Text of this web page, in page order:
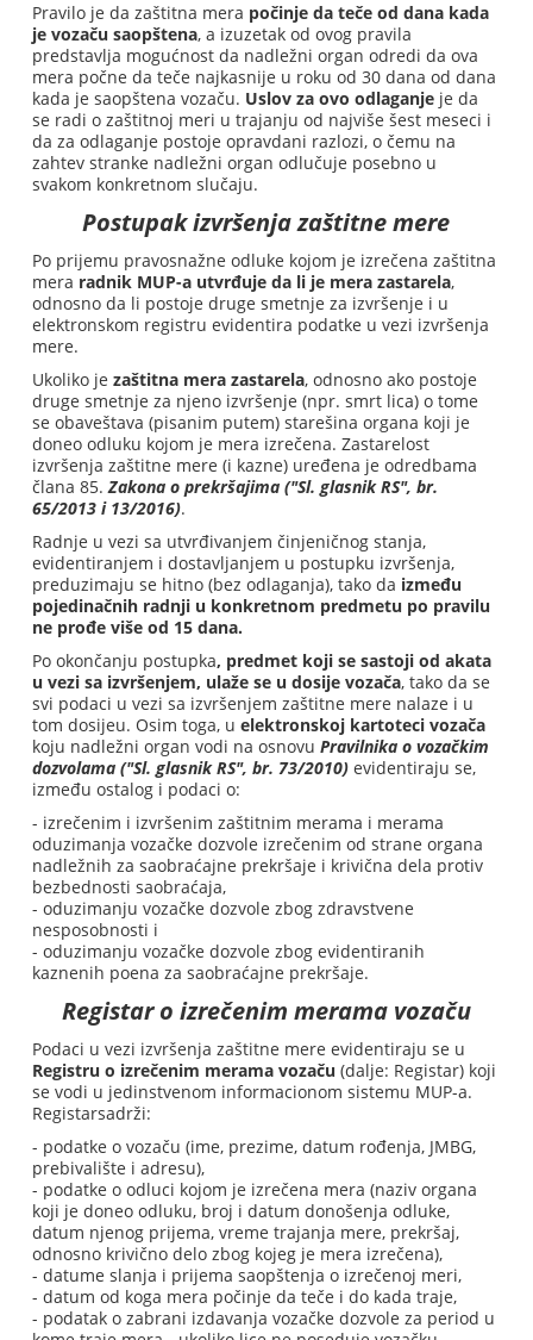
Pravilo je da zaštitna mera počinje da teče od dana kada
je vozaču saopštena, a izuzetak od ovog pravila
predstavlja mogućnost da nadležni organ odredi da ova
mera počne da teče najkasnije u roku od 30 dana od dana
kada je saopštena vozaču. Uslov za ovo odlaganje je da
se radi o zaštitnoj meri u trajanju od najviše šest meseci i
da za odlaganje postoje opravdani razlozi, o čemu na
zahtev stranke nadležni organ odlučuje posebno u
svakom konkretnom slučaju.
Postupak izvršenja zaštitne mere
Po prijemu pravosnažne odluke kojom je izrečena zaštitna
mera radnik MUP-a utvrđuje da li je mera zastarela,
odnosno da li postoje druge smetnje za izvršenje i u
elektronskom registru evidentira podatke u vezi izvršenja
mere.
Ukoliko jezaštitna mera zastarela, odnosno ako postoje
druge smetnje za njeno izvršenje (npr. smrt lica) o tome
se obaveštava (pisanim putem) starešina organa koji je
doneo odluku kojom je mera izrečena. Zastarelost
izvršenja zaštitne mere (i kazne) uređena je odredbama
člana 85.Zakona o prekršajima ("Sl. glasnik RS", br.
65/2013 i 13/2016).
Radnje u vezi sa utvrđivanjem činjeničnog stanja,
evidentiranjem i dostavljanjem u postupku izvršenja,
preduzimaju se hitno (bez odlaganja), tako da između
pojedinačnih radnji u konkretnom predmetu po pravilu
ne prođe više od 15 dana.
Po okončanju postupka, predmet koji se sastoji od akata
u vezi sa izvršenjem, ulaže se u dosije vozača, tako da se
svi podaci u vezi sa izvršenjem zaštitne mere nalaze i u
tom dosijeu. Osim toga, uelektronskoj kartoteci vozača
koju nadležni organ vodi na osnovuPravilnika o vozačkim
dozvolama ("Sl. glasnik RS", br. 73/2010) evidentiraju se,
između ostalog i podaci o:
- izrečenim i izvršenim zaštitnim merama i merama
oduzimanja vozačke dozvole izrečenim od strane organa
nadležnih za saobraćajne prekršaje i krivična dela protiv
bezbednosti saobraćaja,
- oduzimanju vozačke dozvole zbog zdravstvene
nesposobnosti i
- oduzimanju vozačke dozvole zbog evidentiranih
kaznenih poena za saobraćajne prekršaje.
Registar o izrečenim merama vozaču
Podaci u vezi izvršenja zaštitne mere evidentiraju se u
Registru o izrečenim merama vozaču (dalje: Registar) koji
se vodi u jedinstvenom informacionom sistemu MUP-a.
Registarsadrži:
- podatke o vozaču (ime, prezime, datum rođenja, JMBG,
prebivalište i adresu),
- podatke o odluci kojom je izrečena mera (naziv organa
koji je doneo odluku, broj i datum donošenja odluke,
datum njenog prijema, vreme trajanja mere, prekršaj,
odnosno krivično delo zbog kojeg je mera izrečena),
- datume slanja i prijema saopštenja o izrečenoj meri,
- datum od koga mera počinje da teče i do kada traje,
- podatak o zabrani izdavanja vozačke dozvole za period u